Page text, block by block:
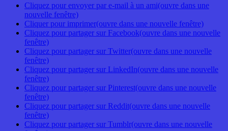
Cliquez pour envoyer par e-mail à un ami(ouvre dans une
nouvelle fenêtre)
Cliquer pour imprimer(ouvre dans une nouvelle fenêtre)
Cliquez pour partager sur Facebook(ouvre dans une nouvelle
fenêtre)
Cliquez pour partager sur Twitter(ouvre dans une nouvelle
fenêtre)
Cliquez pour partager sur LinkedIn(ouvre dans une nouvelle
fenêtre)
Cliquez pour partager sur Pinterest(ouvre dans une nouvelle
fenêtre)
Cliquez pour partager sur Reddit(ouvre dans une nouvelle
fenêtre)
Cliquez pour partager sur Tumblr(ouvre dans une nouvelle